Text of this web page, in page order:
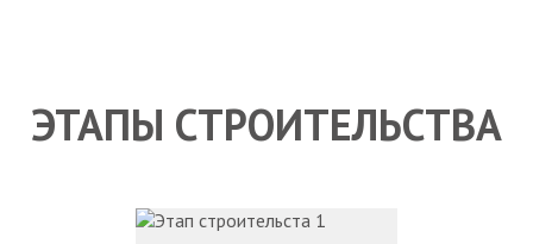
ЭТАПЫ СТРОИТЕЛЬСТВА